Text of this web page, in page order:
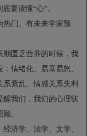
要读懂“心”。
热门。有未来学家预
期匮乏营养的时候，我
情绪化、易暴易怒、
紊乱、情感关系失利
醒我们，我们的心理状
。
济学、法学、文学、